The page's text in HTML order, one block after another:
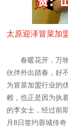
太原迎泽冒菜加
春暖花开，万
伙伴外出踏春，好
为冒菜加盟行业的
赖，也正是因为执
的李女士，经过前
月8日签约蓉城传